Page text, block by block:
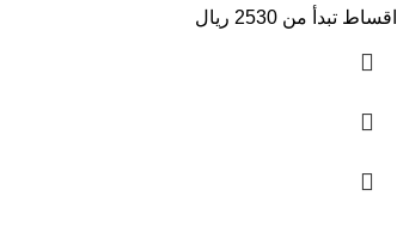
اقساط تبدأ من 2530 ريال